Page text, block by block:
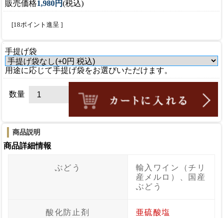
販売価格1,980円(税込)
[18ポイント進呈 ]
手提げ袋
用途に応じて手提げ袋をお選びいただけます。
数量
商品説明
商品詳細情報
ぶどう
輸入ワイン（チリ
産メルロ）、国産
ぶどう
酸化防止剤 亜硫酸塩